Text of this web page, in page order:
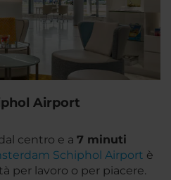
Airport
centro e a 7 minuti
Schiphol Airport è
per lavoro o per piacere.